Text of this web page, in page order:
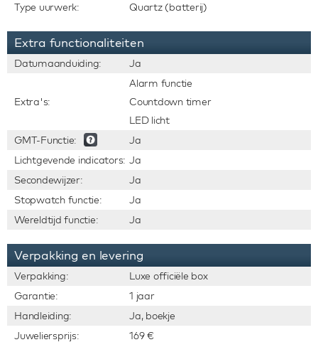
Type uurwerk:
Quartz (batterij)
Extra functionaliteiten
Datumaanduiding: Ja
Extra's:
Alarm functie
Countdown timer
LED licht
GMT-Functie:
Ja
Lichtgevende indicators: Ja
Secondewijzer:
Ja
Stopwatch functie:
Ja
Wereldtijd functie:
Ja
Verpakking en levering
Verpakking:
Luxe officiële box
Garantie:
1 jaar
Handleiding:
Ja, boekje
Juweliersprijs:
169 €